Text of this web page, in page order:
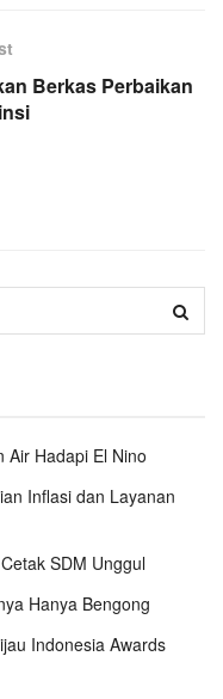
Berkas Perbaikan
Air Hadapi El Nino
Inflasi dan Layanan
SDM Unggul
Hanya Bengong
Indonesia Awards